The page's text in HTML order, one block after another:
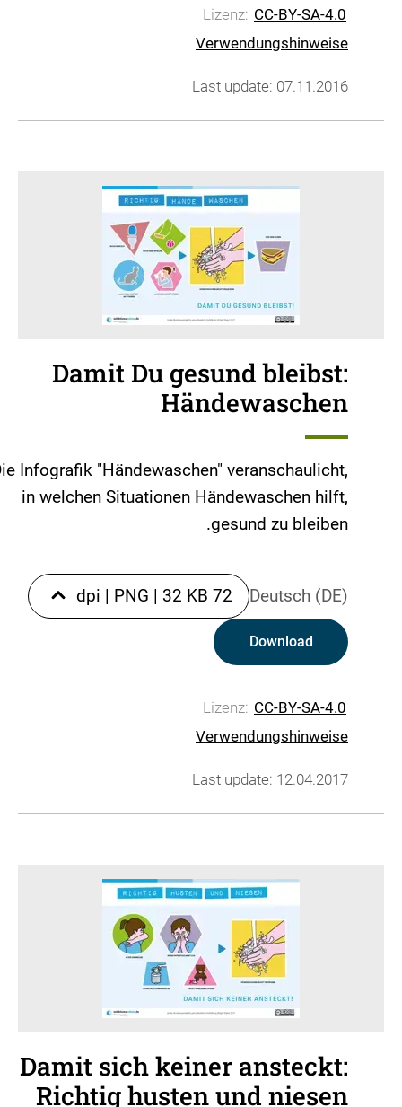
Lizenz: CC-BY-SA-4.0
Verwendungshinweise
Last update: 07.11.2016
Damit Du gesund bleibst:
Händewaschen
Infografik "Händewaschen" veranschaulicht,
in welchen Situationen Händewaschen hilft,
gesund zu bleiben.
Deutsch (DE)
72 dpi
| PNG | 32 KB
Download
Lizenz: CC-BY-SA-4.0
Verwendungshinweise
Last update: 12.04.2017
Damit sich keiner ansteckt:
Richtig husten und niesen